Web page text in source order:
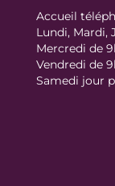
Accueil
Lundi, Mardi,
Mercredi de
Vendredi de
Samedi jour